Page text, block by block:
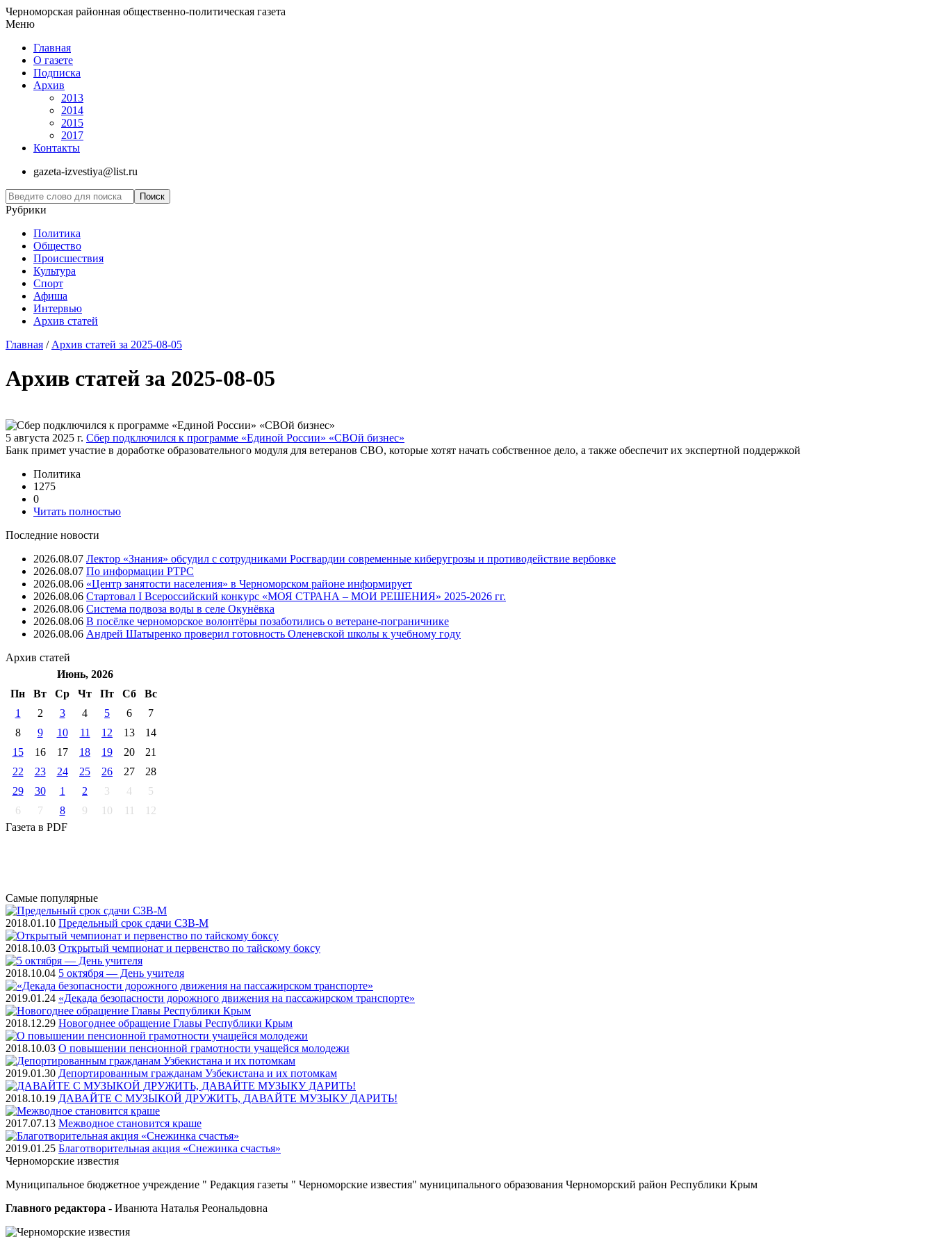
Черноморская районная общественно-политическая газета
Меню
Главная
О газете
Подписка
Архив
2013
2014
2015
2017
Контакты
gazeta-izvestiya@list.ru
Рубрики
Политика
Общество
Проиcшествия
Культура
Спорт
Афиша
Интервью
Архив статей
Главная / Архив статей за 2025-08-05
Архив статей за 2025-08-05
5 августа 2025 г. Сбер подключился к программе «Единой России» «СВОй бизнес»
Банк примет участие в доработке образовательного модуля для ветеранов СВО, которые хотят начать собственное дело, а также обеспечит их экспертной поддержкой
Политика
1275
0
Читать полностью
Последние новости
2026.08.07 Лектор «Знания» обсудил с сотрудниками Росгвардии современные киберугрозы и противодействие вербовке
2026.08.07 ⁠По информации РТРС
2026.08.06 «Центр занятости населения» в Черноморском районе информирует
2026.08.06 Стартовал I Всероссийский конкурс «МОЯ СТРАНА – МОИ РЕШЕНИЯ» 2025-2026 гг.
2026.08.06 Система подвоза воды в селе Окунёвка
2026.08.06 В посёлке черноморское волонтёры позаботились о ветеране-пограничнике
2026.08.06 Андрей Шатыренко проверил готовность Оленевской школы к учебному году
Архив статей
Июнь, 2026
Пн
Вт Ср Чт Пт Cб
Вс
1
2 3 4 5 6
7
8
9 10 11 12 13
14
15
16 17 18 19 20
21
22
23 24 25 26 27
28
29
30 1 2 3 4
5
6
7 8 9 10 11
12
Газета в PDF
Самые популярные
2018.01.10 Предельный срок сдачи СЗВ-М
2018.10.03 Открытый чемпионат и первенство по тайскому боксу
2018.10.04 5 октября — День учителя
2019.01.24 «Декада безопасности дорожного движения на пассажирском транспорте»
2018.12.29 Новогоднее обращение Главы Республики Крым
2018.10.03 О повышении пенсионной грамотности учащейся молодежи
2019.01.30 Депортированным гражданам Узбекистана и их потомкам
2018.10.19 ДАВАЙТЕ С МУЗЫКОЙ ДРУЖИТЬ, ДАВАЙТЕ МУЗЫКУ ДАРИТЬ!
2017.07.13 Межводное становится краше
2019.01.25 Благотворительная акция «Снежинка счастья»
Черноморские известия
Муниципальное бюджетное учреждение " Редакция газеты " Черноморские известия" муниципального образования Черноморский район Республики Крым
Главного редактора - Иванюта Наталья Реональдовна